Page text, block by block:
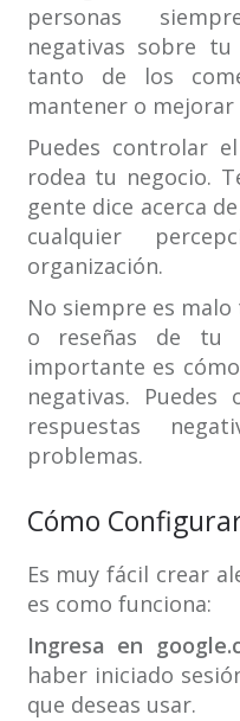
personas
negativas sobre
tanto de los
mantener o
Puedes controlar
rodea tu negocio.
gente dice acerca
cualquier
organización.
No siempre es
o reseñas de tu
importante es
negativas.
respuestas
problemas.
Cómo
Es muy fácil crear
es como funciona:
Ingresa en
haber iniciado
que deseas usar.